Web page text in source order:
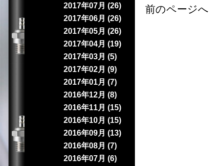
前のページへ
2017年07月 (26)
2017年06月 (26)
2017年05月 (26)
2017年04月 (19)
2017年03月 (5)
2017年02月 (9)
2017年01月 (7)
2016年12月 (8)
2016年11月 (15)
2016年10月 (15)
2016年09月 (13)
2016年08月 (7)
2016年07月 (6)